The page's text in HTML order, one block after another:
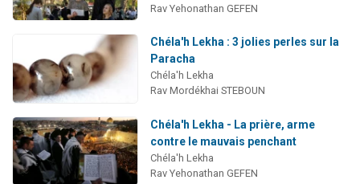
Rav Yehonathan GEFEN
Chéla'h Lekha : 3 jolies perles sur la
Paracha
Chéla'h Lekha
Rav Mordékhai STEBOUN
Chéla'h Lekha - La prière, arme
contre le mauvais penchant
Chéla'h Lekha
Rav Yehonathan GEFEN